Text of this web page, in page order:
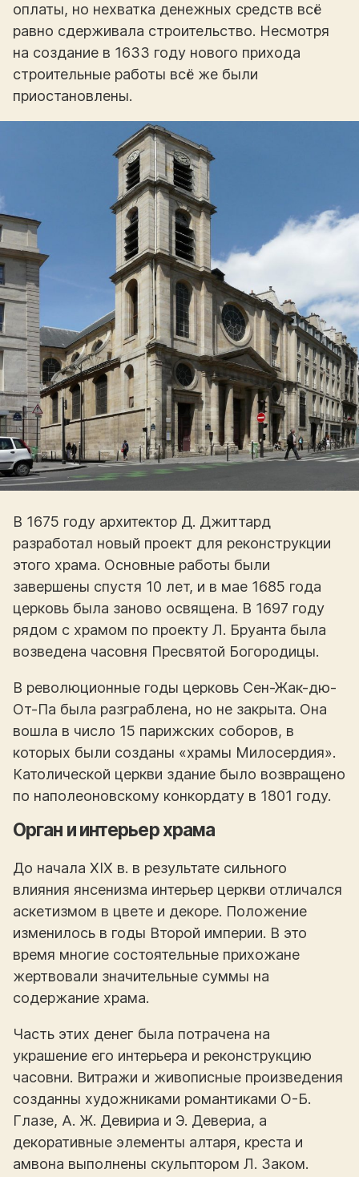
оплаты, но нехватка денежных средств всё
равно сдерживала строительство. Несмотря
на создание в 1633 году нового прихода
строительные работы всё же были
приостановлены.
В 1675 году архитектор Д. Джиттард
разработал новый проект для реконструкции
этого храма. Основные работы были
завершены спустя 10 лет, и в мае 1685 года
церковь была заново освящена. В 1697 году
рядом с храмом по проекту Л. Бруанта была
возведена часовня Пресвятой Богородицы.
В революционные годы церковь Сен-Жак-дю-
От-Па была разграблена, но не закрыта. Она
вошла в число 15 парижских соборов, в
которых были созданы «храмы Милосердия».
Католической церкви здание было возвращено
по наполеоновскому конкордату в 1801 году.
Орган и интерьер храма
До начала XIX в. в результате сильного
влияния янсенизма интерьер церкви отличался
аскетизмом в цвете и декоре. Положение
изменилось в годы Второй империи. В это
время многие состоятельные прихожане
жертвовали значительные суммы на
содержание храма.
Часть этих денег была потрачена на
украшение его интерьера и реконструкцию
часовни. Витражи и живописные произведения
созданны художниками романтиками О-Б.
Глазе, А. Ж. Девириа и Э. Девериа, а
декоративные элементы алтаря, креста и
амвона выполнены скульптором Л. Заком.